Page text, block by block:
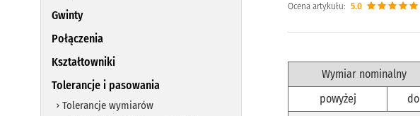
Gwinty
Połączenia
Kształtowniki
Tolerancje i pasowania
Tolerancje wymiarów
Ocena artykułu: 5.0
Wymiar nominalny
powyżej
do